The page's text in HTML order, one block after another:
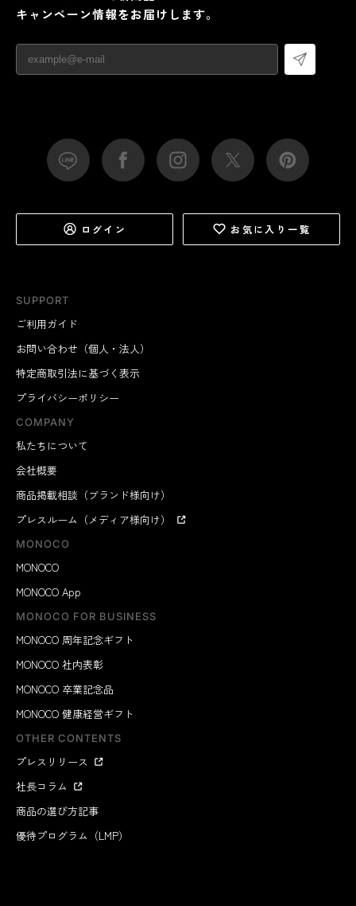
SUPPORT
ご利用ガイド
お問い合わせ（個人・法人）
特定商取引法に基づく表示
プライバシーポリシー
COMPANY
私たちについて
会社概要
商品掲載相談（ブランド様向け）
プレスルーム（メディア様向け）
MONOCO
MONOCO
MONOCO App
MONOCO FOR BUSINESS
MONOCO 周年記念ギフト
MONOCO 社内表彰
MONOCO 卒業記念品
MONOCO 健康経営ギフト
OTHER CONTENTS
プレスリリース
社長コラム
商品の選び方記事
優待プログラム（LMP）
キャンペーン情報をお届けします。
ログイン お気に入り一覧